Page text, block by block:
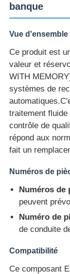
Aperçu
Produits
Vidéos
Visite d'usine
banque
Vue
Ce produit est
valeur et
WITH
systèmes de
traitement
contrôle de
répond aux
fait un
Numéros de
Numéros de
peuvent
Numéro de
de conduite
Compatibilité
Ce composant